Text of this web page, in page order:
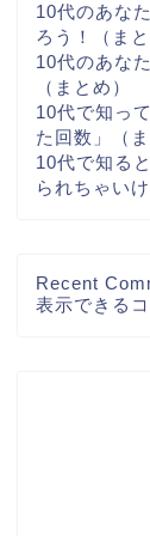
10代のあな
ろう！（まと
10代のあな
（まとめ）
10代で知っ
た回数」（ま
10代で知る
られちゃい
Recent
表示できる